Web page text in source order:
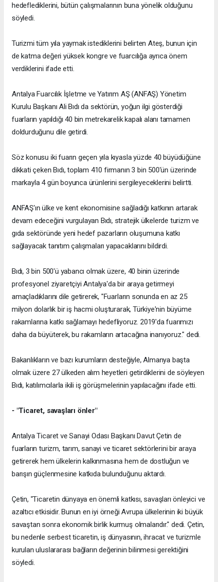
hedeflediklerini, bütün çalışmalarının buna yönelik olduğunu
söyledi.
Turizmi tüm yıla yaymak istediklerini belirten Ateş, bunun için
de katma değeri yüksek kongre ve fuarcılığa ayrıca önem
verdiklerini ifade etti.
Antalya Fuarcılık İşletme ve Yatırım AŞ (ANFAŞ) Yönetim
Kurulu Başkanı Ali Bıdı da sektörün, yoğun ilgi gösterdiği
fuarların yapıldığı 40 bin metrekarelik kapalı alanı tamamen
doldurduğunu dile getirdi.
Söz konusu iki fuarın geçen yıla kıyasla yüzde 40 büyüdüğüne
dikkati çeken Bıdı, toplam 410 firmanın 3 bin 500'ün üzerinde
markayla 4 gün boyunca ürünlerini sergileyeceklerini belirtti.
ANFAŞ'ın ülke ve kent ekonomisine sağladığı katkının artarak
devam edeceğini vurgulayan Bıdı, stratejik ülkelerde turizm ve
gıda sektöründe yeni hedef pazarların oluşumuna katkı
sağlayacak tanıtım çalışmaları yapacaklarını bildirdi.
Bıdı, 3 bin 500'ü yabancı olmak üzere, 40 binin üzerinde
profesyonel ziyaretçiyi Antalya'da bir araya getirmeyi
amaçladıklarını dile getirerek, "Fuarların sonunda en az 25
milyon dolarlık bir iş hacmi oluşturarak, Türkiye'nin büyüme
rakamlarına katkı sağlamayı hedefliyoruz. 2019'da fuarımızı
daha da büyüterek, bu rakamların artacağına inanıyoruz." dedi.
Bakanlıkların ve bazı kurumların desteğiyle, Almanya başta
olmak üzere 27 ülkeden alım heyetleri getirdiklerini de söyleyen
Bıdı, katılımcılarla ikili iş görüşmelerinin yapılacağını ifade etti.
- "Ticaret, savaşları önler"
Antalya Ticaret ve Sanayi Odası Başkanı Davut Çetin de
fuarların turizm, tarım, sanayi ve ticaret sektörlerini bir araya
getirerek hem ülkelerin kalkınmasına hem de dostluğun ve
barışın güçlenmesine katkıda bulunduğunu aktardı.
Çetin, "Ticaretin dünyaya en önemli katkısı, savaşları önleyici ve
azaltıcı etkisidir. Bunun en iyi örneği Avrupa ülkelerinin iki büyük
savaştan sonra ekonomik birlik kurmuş olmalarıdır." dedi. Çetin,
bu nedenle serbest ticaretin, iş dünyasının, ihracat ve turizmle
kurulan uluslararası bağların değerinin bilinmesi gerektiğini
söyledi.